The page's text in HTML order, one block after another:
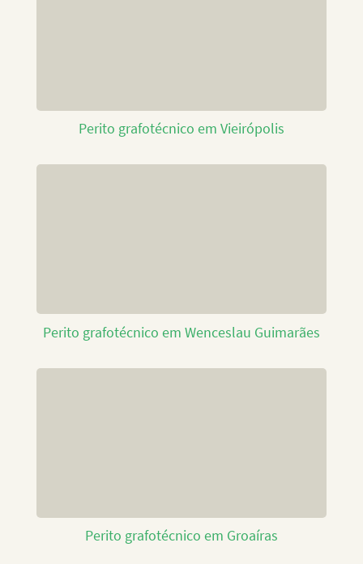
Perito grafotécnico em Vieirópolis
Perito grafotécnico em Wenceslau Guimarães
Perito grafotécnico em Groaíras